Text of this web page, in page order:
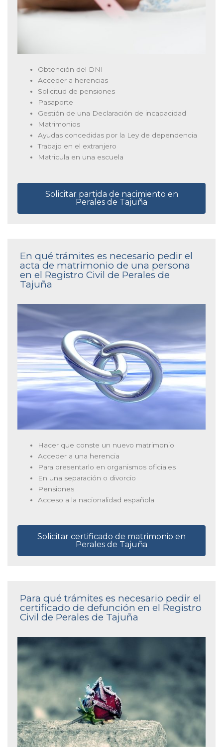
Obtención del DNI
Acceder a herencias
Solicitud de pensiones
Pasaporte
Gestión de una Declaración de incapacidad
Matrimonios
Ayudas concedidas por la Ley de dependencia
Trabajo en el extranjero
Matricula en una escuela
Solicitar partida de nacimiento en
Perales de Tajuña
En qué trámites es necesario pedir el
acta de matrimonio de una persona
en el Registro Civil de Perales de
Tajuña
Hacer que conste un nuevo matrimonio
Acceder a una herencia
Para presentarlo en organismos oficiales
En una separación o divorcio
Pensiones
Acceso a la nacionalidad española
Solicitar certificado de matrimonio en
Perales de Tajuña
Para qué trámites es necesario pedir el
certificado de defunción en el Registro
Civil de Perales de Tajuña